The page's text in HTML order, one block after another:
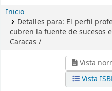
Inicio
Detalles para: El perfil
cubren la fuente de sucesos
Caracas /
Vista
Vista